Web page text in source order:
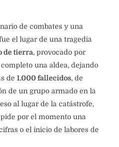
de combates y una
el lugar de una tragedia
de tierra, provocado por
una aldea, dejando
de 1.000 fallecidos, de
de un grupo armado en la
al lugar de la catástrofe,
por el momento una
o el inicio de labores de